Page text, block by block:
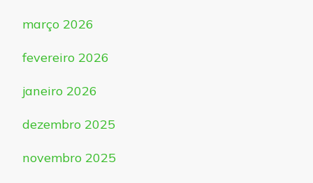
março 2026
fevereiro 2026
janeiro 2026
dezembro 2025
novembro 2025